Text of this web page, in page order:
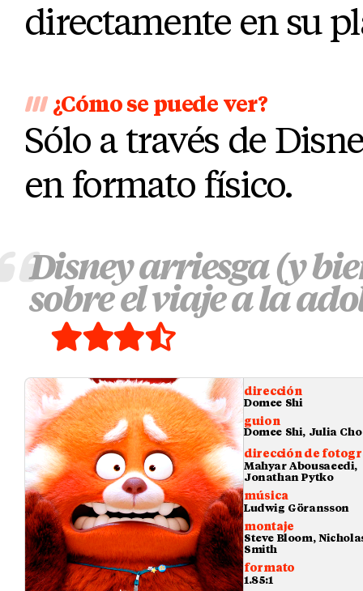
directamente en su
¿Cómo se puede ver?
Sólo a través de
en formato físico.
Disney arriesga (y
sobre el viaje a la
dirección
Domee Shi
guion
Domee Shi, Julia Cho
dirección de
Mahyar Abousaeedi,
Jonathan Pytko
música
Ludwig Göransson
montaje
Steve Bloom,
Smith
formato
1.85:1